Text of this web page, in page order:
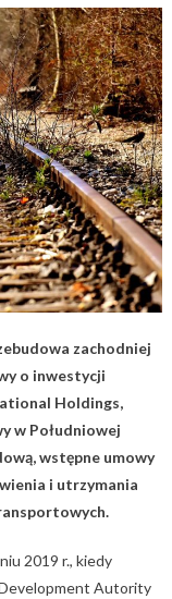
zachodniej
o inwestycji
Holdings,
w Południowej
wstępne umowy
i utrzymania
2019 r., kiedy
Development Autority